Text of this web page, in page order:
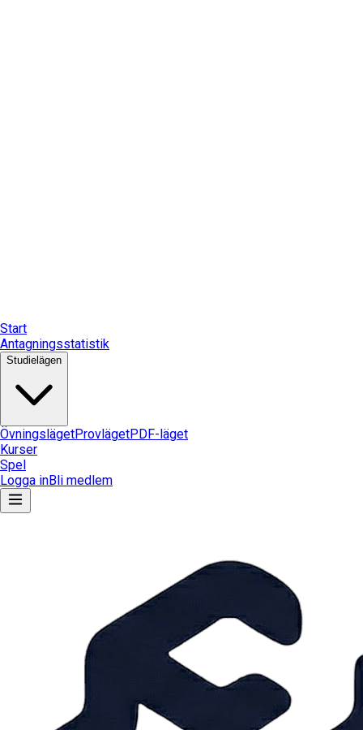
Start
Antagningsstatistik
Studielägen
ÖvningslägetProvlägetPDF-läget
Kurser
Spel
Logga inBli medlem